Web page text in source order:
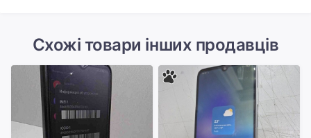
Схожі товари інших продавців